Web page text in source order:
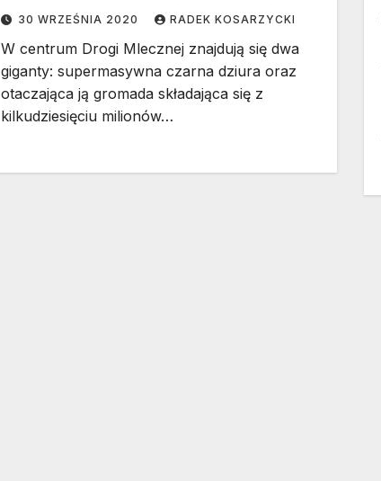
30 WRZEŚNIA 2020 RADEK KOSARZYCKI
W centrum Drogi Mlecznej znajdują się dwa
giganty: supermasywna czarna dziura oraz
otaczająca ją gromada składająca się z
kilkudziesięciu milionów…